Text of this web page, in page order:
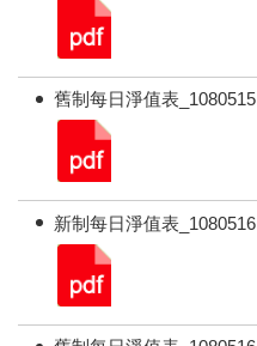
舊制每日淨值表_1080515
新制每日淨值表_1080516